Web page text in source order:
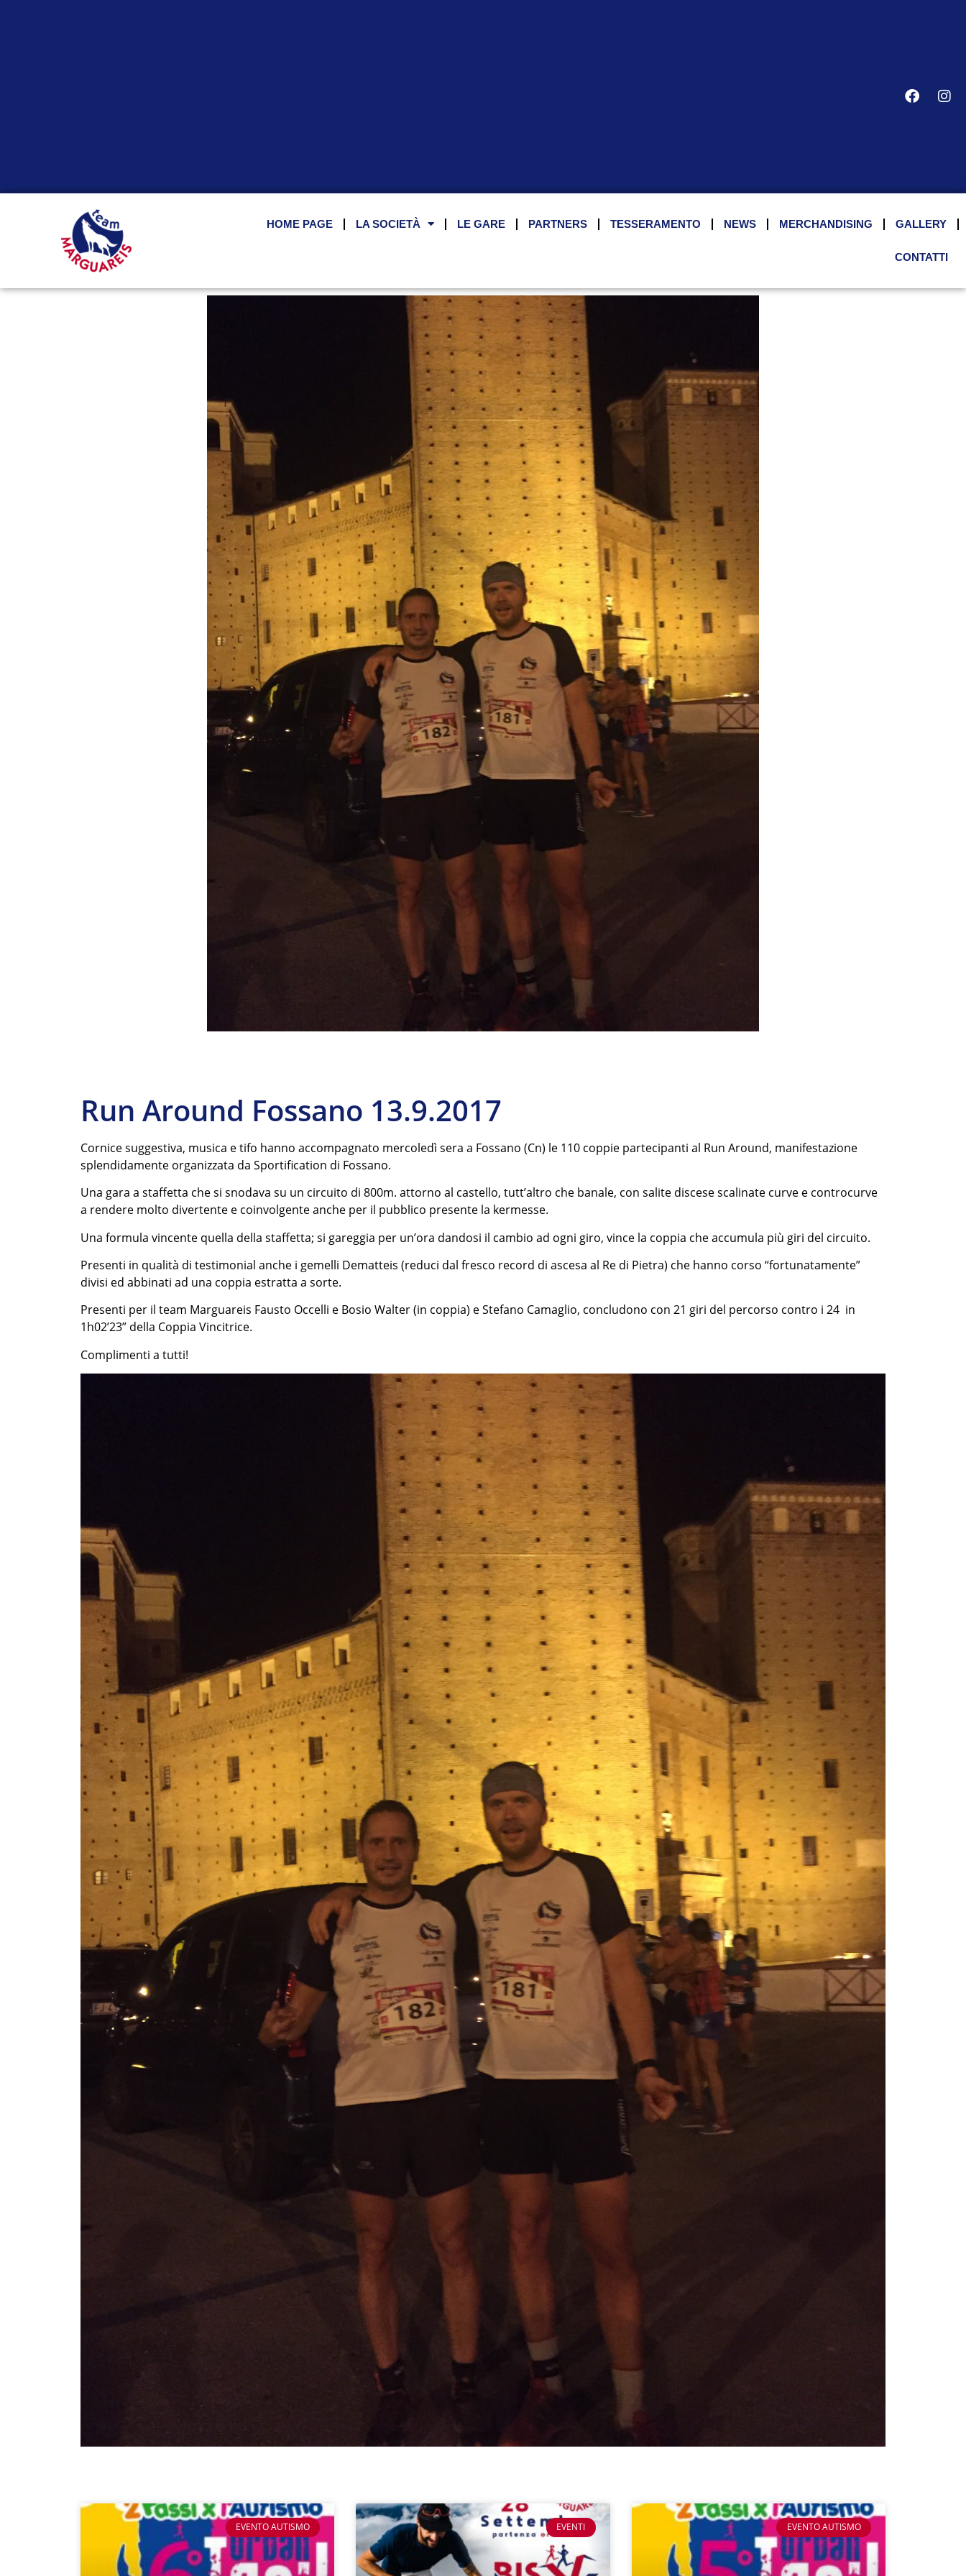
HOME PAGE LA SOCIETÀ LE GARE PARTNERS TESSERAMENTO NEWS MERCHANDISING GALLERY
CONTATTI
Run Around Fossano 13.9.2017
Cornice suggestiva, musica e tifo hanno accompagnato mercoledì sera a Fossano (Cn) le 110 coppie partecipanti al Run Around, manifestazione
splendidamente organizzata da Sportification di Fossano.
Una gara a staffetta che si snodava su un circuito di 800m. attorno al castello, tutt’altro che banale, con salite discese scalinate curve e controcurve
a rendere molto divertente e coinvolgente anche per il pubblico presente la kermesse.
Una formula vincente quella della staffetta; si gareggia per un’ora dandosi il cambio ad ogni giro, vince la coppia che accumula più giri del circuito.
Presenti in qualità di testimonial anche i gemelli Dematteis (reduci dal fresco record di ascesa al Re di Pietra) che hanno corso “fortunatamente”
divisi ed abbinati ad una coppia estratta a sorte.
Presenti per il team Marguareis Fausto Occelli e Bosio Walter (in coppia) e Stefano Camaglio, concludono con 21 giri del percorso contro i 24 in
1h02’23” della Coppia Vincitrice.
Complimenti a tutti!
EVENTO AUTISMO EVENTI EVENTO AUTISMO